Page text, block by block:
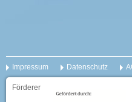
Impressum Datenschutz
Förderer